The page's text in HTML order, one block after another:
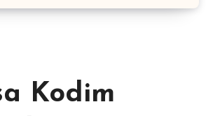
Kodim